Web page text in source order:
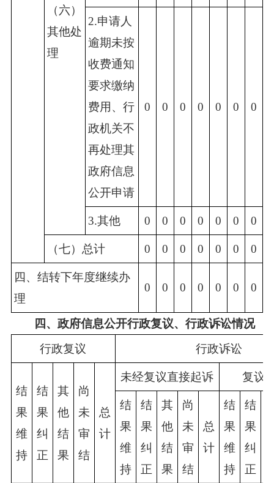
（六）
其他处
理
2.申请人
逾期未按
收费通知
要求缴纳
费用、行
政机关不
再处理其
政府信息
公开申请
0 0 0 0 0 0 0
3.其他 0 0 0 0 0 0 0
（七）总计 0 0 0 0 0 0 0
四、结转下年度继续办
理
0 0 0 0 0 0 0
四、政府信息公开行政复议、行政诉讼情况
行政复议
行政诉讼
结
果
维
持
结
果
纠
正
其
他
结
果
尚
未
审
结
总
计
未经复议直接起诉 复议
结
果
维
持
结
果
纠
正
其
他
结
果
尚
未
审
结
总
计
结
果
维
持
结
果
纠
正